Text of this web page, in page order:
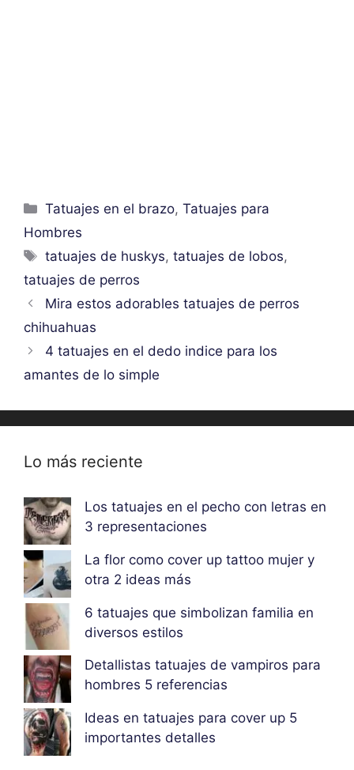
Categorías
Tatuajes en el brazo,Tatuajes para
Hombres
Etiquetas
tatuajes de huskys,tatuajes de lobos,
tatuajes de perros
Mira estos adorables tatuajes de perros
chihuahuas
4 tatuajes en el dedo indice para los
amantes de lo simple
Lo más reciente
Los tatuajes en el pecho con letras en
3 representaciones
La flor como cover up tattoo mujer y
otra 2 ideas más
6 tatuajes que simbolizan familia en
diversos estilos
Detallistas tatuajes de vampiros para
hombres 5 referencias
Ideas en tatuajes para cover up 5
importantes detalles